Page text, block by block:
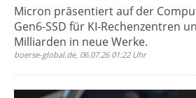
Micron präsentiert auf der
Gen6-SSD für KI-Rechenzentren
Milliarden in neue Werke.
boerse-global.de, 06.07.26 01:22 Uhr